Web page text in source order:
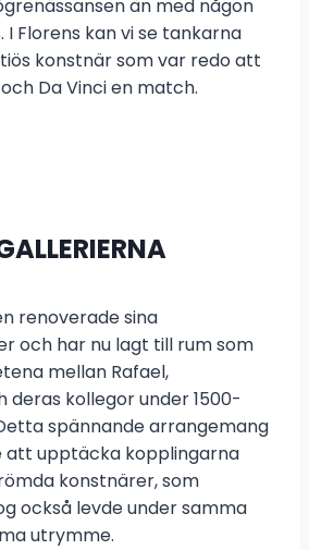
än med någon
I Florens kan vi se tankarna
konstnär som var redo att
Da Vinci en match.
renoverade sina
och har nu lagt till rum som
mellan Rafael,
deras kollegor under 1500-
spännande arrangemang
att upptäcka kopplingarna
konstnärer, som
också levde under samma
utrymme.